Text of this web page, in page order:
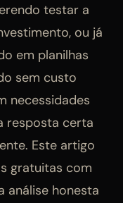
testar a
ou já
em planilhas
sem custo
necessidades
resposta certa
Este artigo
gratuitas com
análise honesta